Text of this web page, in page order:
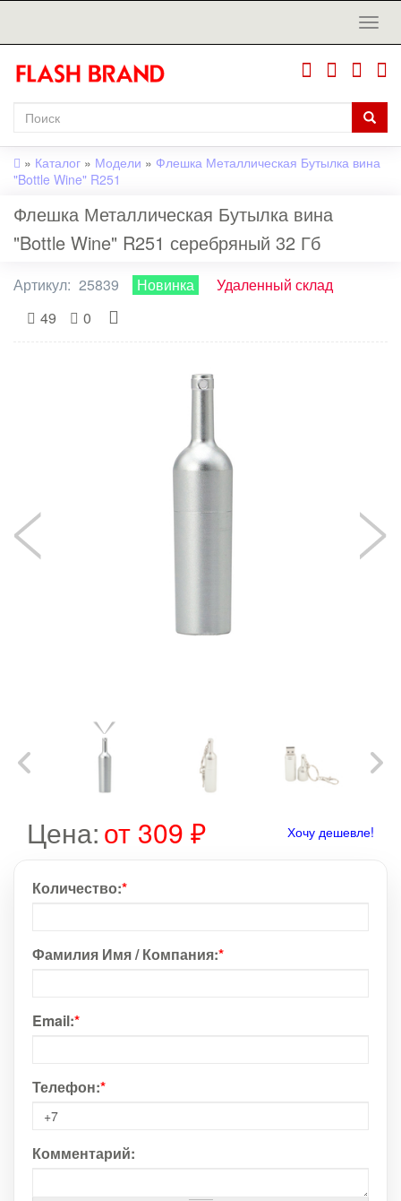
» Каталог » Модели » Флешка Металлическая Бутылка вина
"Bottle Wine" R251
Флешка Металлическая Бутылка вина
"Bottle Wine" R251 серебряный 32 Гб
Артикул: 25839 Новинка
Удаленный склад
49
0
Цена:от 309 ₽ Хочу дешевле!
Количество:*
Фамилия Имя / Компания:*
Email:*
Телефон:*
Комментарий: